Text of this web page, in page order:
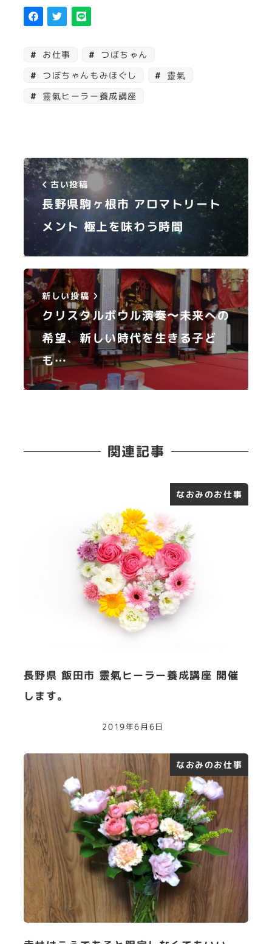
お仕事
つぼちゃん
つぼちゃんもみほぐし
靈氣
靈氣ヒーラー養成講座
古い投稿
長野県駒ヶ根市 アロマトリート
メント 極上を味わう時間
新しい投稿
クリスタルボウル演奏〜未来への
希望、新しい時代を生きる子ど
も…
関連記事
なおみのお仕事
長野県 飯田市 靈氣ヒーラー養成講座 開催
します。
2019年6月6日
なおみのお仕事